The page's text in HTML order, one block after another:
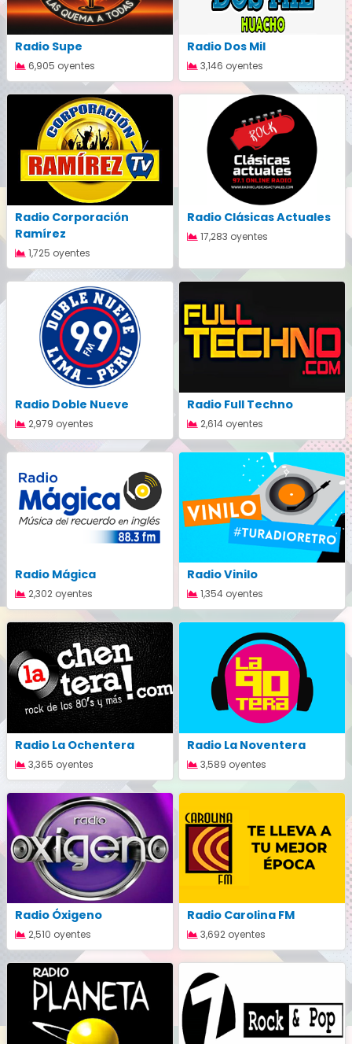
Radio Supe
6,905 oyentes
Radio Dos Mil
3,146 oyentes
Radio Corporación
Ramírez
1,725 oyentes
Radio Clásicas Actuales
17,283 oyentes
Radio Doble Nueve
2,979 oyentes
Radio Full Techno
2,614 oyentes
Radio Mágica
2,302 oyentes
Radio Vinilo
1,354 oyentes
Radio La Ochentera
3,365 oyentes
Radio La Noventera
3,589 oyentes
Radio Óxigeno
2,510 oyentes
Radio Carolina FM
3,692 oyentes